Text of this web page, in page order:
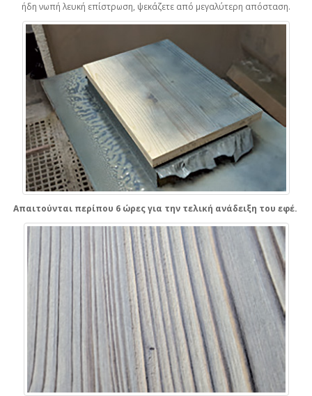
ήδη νωπή λευκή επίστρωση, ψεκάζετε από μεγαλύτερη απόσταση.
Απαιτούνται περίπου 6 ώρες για την τελική ανάδειξη του εφέ.